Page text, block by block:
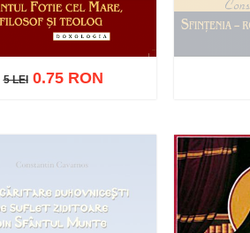
Adaugă în coș Wishlist
5 LEI0.75 RON